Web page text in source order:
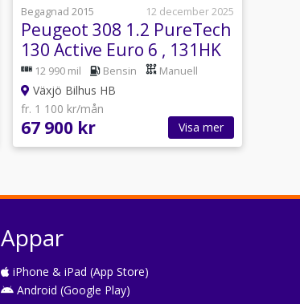
Begagnad 2015
12 december 2025
Peugeot 308 1.2 PureTech
130 Active Euro 6 , 131HK
12 990 mil Bensin Manuell
Växjö Bilhus HB
fr. 1 100 kr/mån
67 900 kr Visa mer
Appar
iPhone & iPad (App Store)
Android (Google Play)